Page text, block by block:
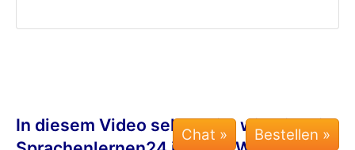
In diesem Video sehen Sie, wie Sie mit
Chat »